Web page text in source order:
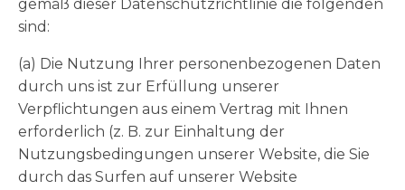
gemäß dieser Datenschutzrichtlinie die folgenden
sind:
(a) Die Nutzung Ihrer personenbezogenen Daten
durch uns ist zur Erfüllung unserer
Verpflichtungen aus einem Vertrag mit Ihnen
erforderlich (z. B. zur Einhaltung der
Nutzungsbedingungen unserer Website, die Sie
durch das Surfen auf unserer Website